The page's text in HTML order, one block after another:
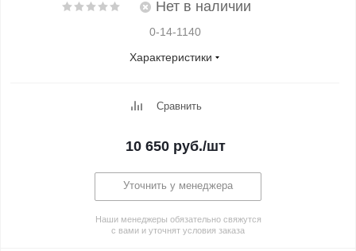
Нет в наличии
0-14-1140
Характеристики
Сравнить
10 650руб./шт
Уточнить у менеджера
Наши менеджеры обязательно свяжутся
с вами и уточнят условия заказа